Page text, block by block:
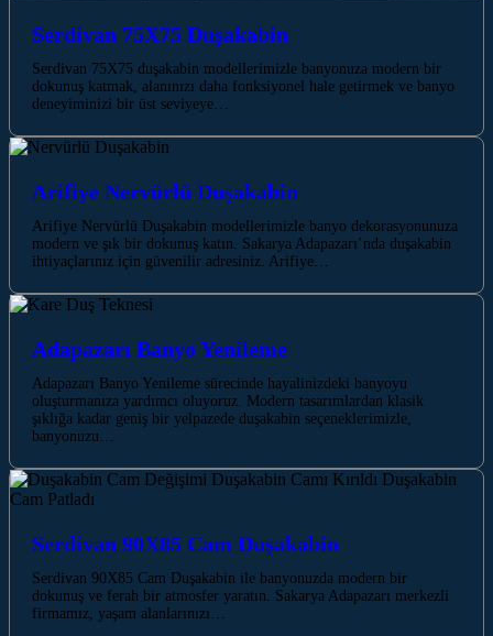
Serdivan 75X75 Duşakabin
Serdivan 75X75 duşakabin modellerimizle banyonuza modern bir
dokunuş katmak, alanınızı daha fonksiyonel hale getirmek ve banyo
deneyiminizi bir üst seviyeye…
Arifiye Nervürlü Duşakabin
Arifiye Nervürlü Duşakabin modellerimizle banyo dekorasyonunuza
modern ve şık bir dokunuş katın. Sakarya Adapazarı’nda duşakabin
ihtiyaçlarınız için güvenilir adresiniz. Arifiye…
Adapazarı Banyo Yenileme
Adapazarı Banyo Yenileme sürecinde hayalinizdeki banyoyu
oluşturmanıza yardımcı oluyoruz. Modern tasarımlardan klasik
şıklığa kadar geniş bir yelpazede duşakabin seçeneklerimizle,
banyonuzu…
Serdivan 90X85 Cam Duşakabin
Serdivan 90X85 Cam Duşakabin ile banyonuzda modern bir
dokunuş ve ferah bir atmosfer yaratın. Sakarya Adapazarı merkezli
firmamız, yaşam alanlarınızı…